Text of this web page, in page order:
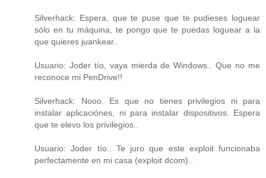
Silverhack: Espera, que te puse que te pudieses loguear
sólo en tu máquina, te pongo que te puedas loguear a la
que quieres juankear..
Usuario: Joder tío, vaya mierda de Windows.. Que no me
reconoce mi PenDrive!!
Silverhack: Nooo. Es que no tienes privilegios ni para
instalar aplicaciónes, ni para instalar dispositivos. Espera
que te elevo los privilegios..
Usuario: Joder tío.. Te juro que este exploit funcionaba
perfectamente en mi casa (exploit dcom)..